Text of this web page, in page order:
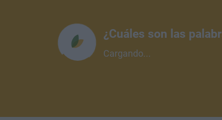
¿Cuáles son las
Cargando...